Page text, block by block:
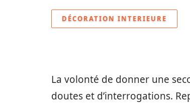
DÉCORATION INTERIEURE
La volonté de donner une
doutes et d’interrogations.